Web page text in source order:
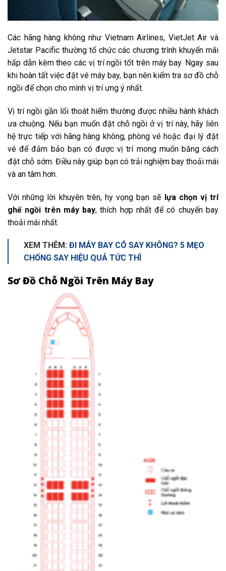
Các hãng hàng không như Vietnam Airlines, VietJet Air và
Jetstar Pacific thường tổ chức các chương trình khuyến mãi
hấp dẫn kèm theo các vị trí ngồi tốt trên máy bay. Ngay sau
khi hoàn tất việc đặt vé máy bay, bạn nên kiểm tra sơ đồ chỗ
ngồi để chọn cho mình vị trí ưng ý nhất.
Vị trí ngồi gần lối thoát hiểm thường được nhiều hành khách
ưa chuộng. Nếu bạn muốn đặt chỗ ngồi ở vị trí này, hãy liên
hệ trực tiếp với hãng hàng không, phòng vé hoặc đại lý đặt
vé để đảm bảo bạn có được vị trí mong muốn bằng cách
đặt chỗ sớm. Điều này giúp bạn có trải nghiệm bay thoải mái
và an tâm hơn.
Với những lời khuyên trên, hy vọng bạn sẽ lựa chọn vị trí
ghế ngồi trên máy bay, thích hợp nhất để có chuyến bay
thoải mái nhất.
XEM THÊM: ĐI MÁY BAY CÓ SAY KHÔNG? 5 MẸO
CHỐNG SAY HIỆU QUẢ TỨC THÌ
Sơ Đồ Chỗ Ngồi Trên Máy Bay